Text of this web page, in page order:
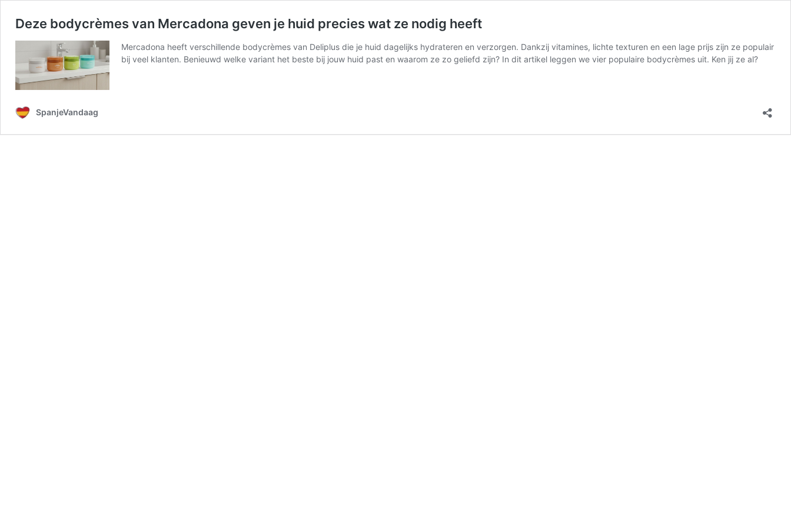
Deze bodycrèmes van Mercadona geven je huid precies wat ze nodig heeft
Mercadona heeft verschillende bodycrèmes van Deliplus die je huid dagelijks hydrateren en verzorgen. Dankzij vitamines, lichte texturen en een lage prijs zijn ze populair
bij veel klanten. Benieuwd welke variant het beste bij jouw huid past en waarom ze zo geliefd zijn? In dit artikel leggen we vier populaire bodycrèmes uit. Ken jij ze al?
SpanjeVandaag